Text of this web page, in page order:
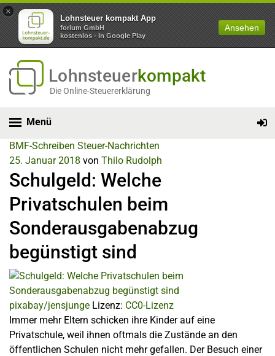
×
Lohnsteuer kompakt App
forium GmbH
kostenlos - In Google Play
Ansehen
Lohnsteuerkompakt
Die Online-Steuererklärung
Menü
BMF-Schreiben Steuer-Nachrichten
25. Januar 2018 von Thilo Rudolph
Schulgeld: Welche
Privatschulen beim
Sonderausgabenabzug
begünstigt sind
pixabay/jensjunge Lizenz: CC0-Lizenz
Immer mehr Eltern schicken ihre Kinder auf eine
Privatschule, weil ihnen oftmals die Zustände an den
öffentlichen Schulen nicht mehr gefallen. Der Besuch einer